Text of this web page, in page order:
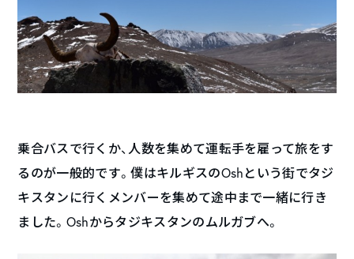
乗合バスで行くか、人数を集めて運転手を雇って旅をす
るのが一般的です。僕はキルギスのOshという街でタジ
キスタンに行くメンバーを集めて途中まで一緒に行き
ました。Oshからタジキスタンのムルガブへ。